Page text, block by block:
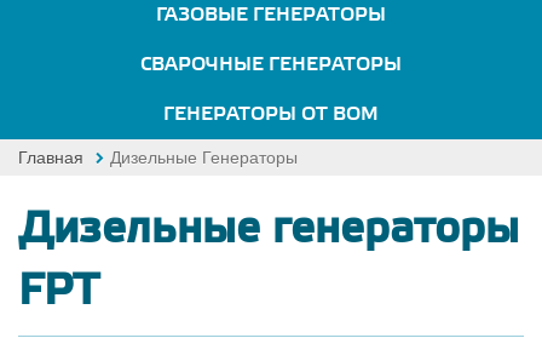
ГАЗОВЫЕ ГЕНЕРАТОРЫ
СВАРОЧНЫЕ ГЕНЕРАТОРЫ
ГЕНЕРАТОРЫ ОТ ВОМ
Главная Дизельные Генераторы
Дизельные генераторы
FPT